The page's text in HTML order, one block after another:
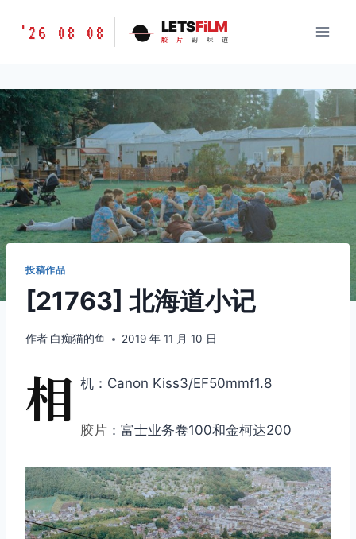
胶
味
道
LETSFILM
'26 08 08 LETSFiLM
胶 片 的 味 道
投稿作品
[21763] 北海道小记
作者 白痴猫的鱼 2019 年 11 月 10 日
相 机：Canon Kiss3/EF50mmf1.8
胶片 ：富士业务卷100和金柯达200